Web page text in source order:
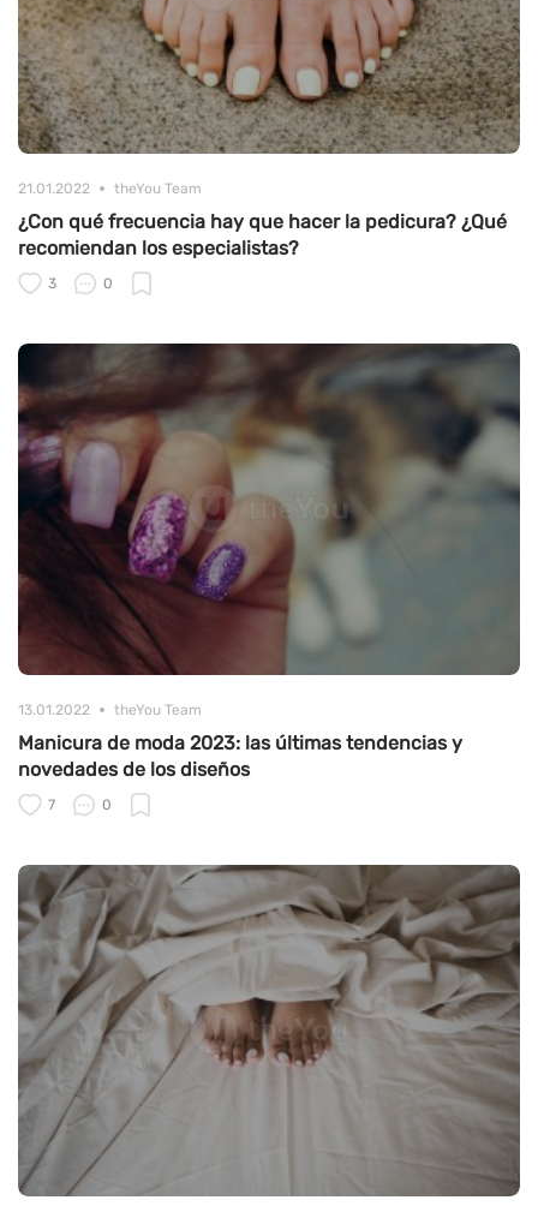
21.01.2022 theYou Team
¿Con qué frecuencia hay que hacer la pedicura? ¿Qué
recomiendan los especialistas?
3 0
13.01.2022 theYou Team
Manicura de moda 2023: las últimas tendencias y
novedades de los diseños
7 0